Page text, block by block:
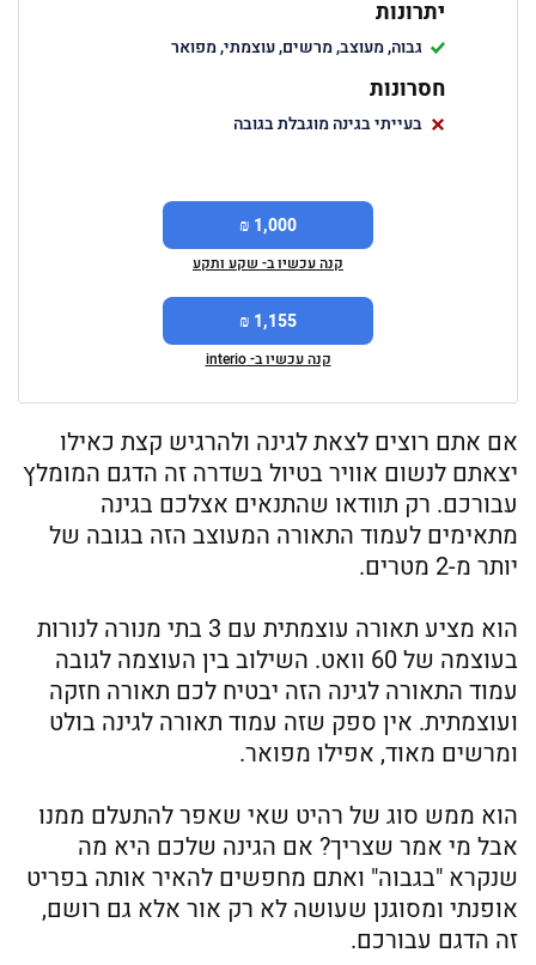
יתרונות
גבוה, מעוצב, מרשים, עוצמתי, מפואר
חסרונות
בעייתי בגינה מוגבלת בגובה
1,000 ₪
קנה עכשיו ב- שקע ותקע
1,155 ₪
קנה עכשיו ב- interio
אם אתם רוצים לצאת לגינה ולהרגיש קצת כאילו
יצאתם לנשום אוויר בטיול בשדרה זה הדגם המומלץ
עבורכם. רק תוודאו שהתנאים אצלכם בגינה
מתאימים לעמוד התאורה המעוצב הזה בגובה של
יותר מ-2 מטרים.
הוא מציע תאורה עוצמתית עם 3 בתי מנורה לנורות
בעוצמה של 60 וואט. השילוב בין העוצמה לגובה
עמוד התאורה לגינה הזה יבטיח לכם תאורה חזקה
ועוצמתית. אין ספק שזה עמוד תאורה לגינה בולט
ומרשים מאוד, אפילו מפואר.
הוא ממש סוג של רהיט שאי שאפר להתעלם ממנו
אבל מי אמר שצריך? אם הגינה שלכם היא מה
שנקרא "בגבוה" ואתם מחפשים להאיר אותה בפריט
אופנתי ומסוגנן שעושה לא רק אור אלא גם רושם,
זה הדגם עבורכם.